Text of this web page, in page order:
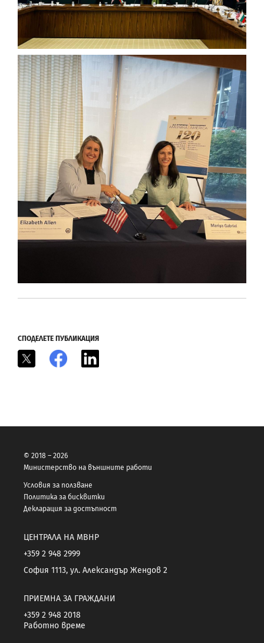
СПОДЕЛЕТЕ ПУБЛИКАЦИЯ
Facebook
© 2018 – 2026
Министерство на външните работи
Условия за ползване
Политика за бисквитки
Декларация за достъпност
ЦЕНТРАЛА НА МВНР
+359 2 948 2999
София 1113, ул. Александър Жендов 2
ПРИЕМНА ЗА ГРАЖДАНИ
+359 2 948 2018
Работно време